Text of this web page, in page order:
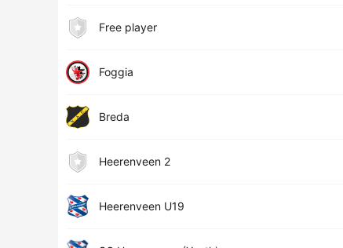
Free player
Foggia
Breda
Heerenveen 2
Heerenveen U19